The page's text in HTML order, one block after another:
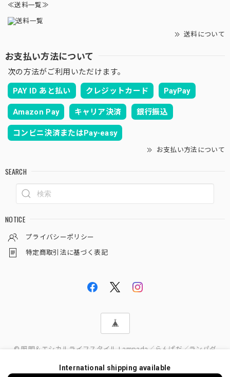
≪送料一覧≫
送料について
お支払い方法について
次の方法がご利用いただけます。
PAY ID あと払い クレジットカード PayPay
Amazon Pay キャリア決済 銀行振込
コンビニ決済またはPay-easy
お支払い方法について
SEARCH
NOTICE
プライバシーポリシー
特定商取引法に基づく表記
© 照明＆エシカルライフスタイル Lampada／らんぱだ／ランパダ
International shipping available